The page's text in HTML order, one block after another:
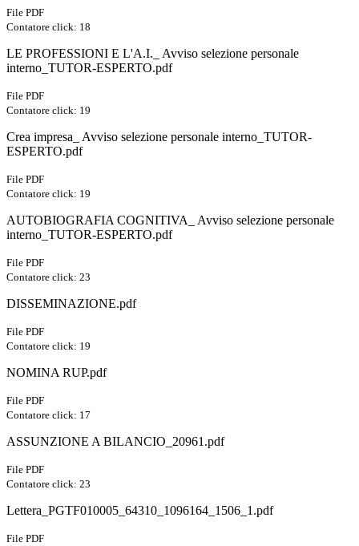
File PDF
Contatore click: 18
LE PROFESSIONI E L'A.I._ Avviso selezione personale
interno_TUTOR-ESPERTO.pdf
File PDF
Contatore click: 19
Crea impresa_ Avviso selezione personale interno_TUTOR-
ESPERTO.pdf
File PDF
Contatore click: 19
AUTOBIOGRAFIA COGNITIVA_ Avviso selezione personale
interno_TUTOR-ESPERTO.pdf
File PDF
Contatore click: 23
DISSEMINAZIONE.pdf
File PDF
Contatore click: 19
NOMINA RUP.pdf
File PDF
Contatore click: 17
ASSUNZIONE A BILANCIO_20961.pdf
File PDF
Contatore click: 23
Lettera_PGTF010005_64310_1096164_1506_1.pdf
File PDF